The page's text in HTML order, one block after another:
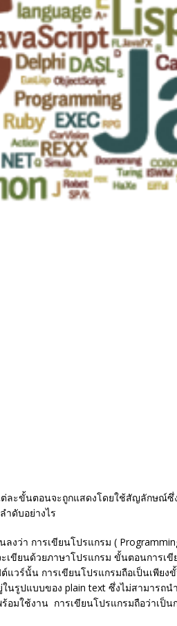
ละขั้นตอนจะถูกแสดงโดยใช้สัญลักษณ์
ำดับอย่างไร
ลงว่า การเขียนโปรแกรม (
ขียนด้วยภาษาโปรแกรม ขั้นตอนการเ
แวร์นั้น การเขียนโปรแกรมถือเป็นเพีย
รูปแบบของ plain text ซึ่งไม่สามารถ
อมใช้งาน การเขียนโปรแกรมถือว่าเป็